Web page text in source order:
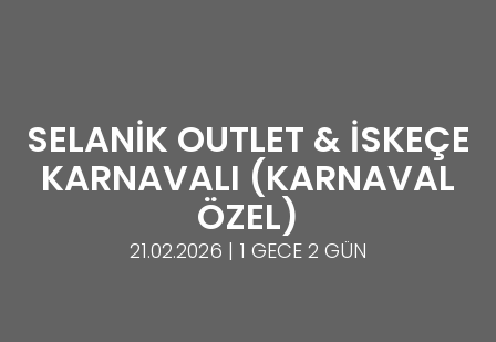
SELANİK OUTLET & İSKEÇE
KARNAVALI (KARNAVAL
ÖZEL)
21.02.2026 | 1 GECE 2 GÜN